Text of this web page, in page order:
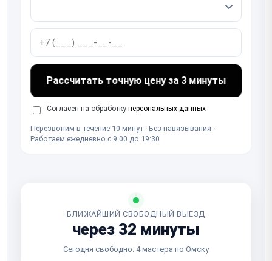
Рассчитать точную цену за 3 минуты
Согласен на обработку персональных данных
Перезвоним в течение 10 минут · Без навязывания ·
Работаем ежедневно с 9:00 до 19:30
БЛИЖАЙШИЙ СВОБОДНЫЙ ВЫЕЗД
через 32 минуты
Сегодня свободно: 4 мастера по Омску